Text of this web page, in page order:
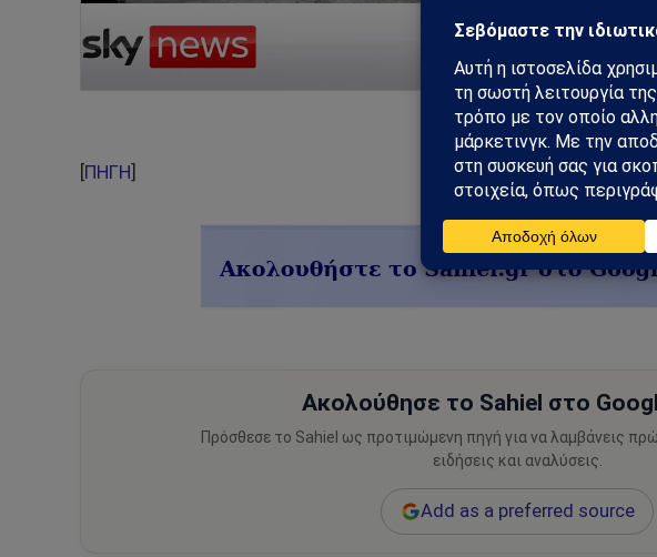
ΠΗΓΗ
Ακολούθησε το Sahiel στο
Πρόσθεσε το Sahiel ως προτιμώμενη πηγή για να λαμβάνεις
ειδήσεις και αναλύσεις.
Add as a preferred source